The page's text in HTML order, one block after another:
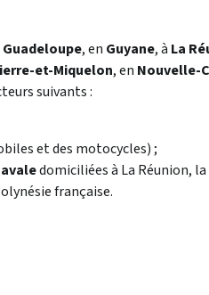
Guadeloupe, en Guyane, à La
et-Miquelon, en Nouvelle-
suivants :
et des motocycles) ;
domiciliées à La Réunion, la
française.